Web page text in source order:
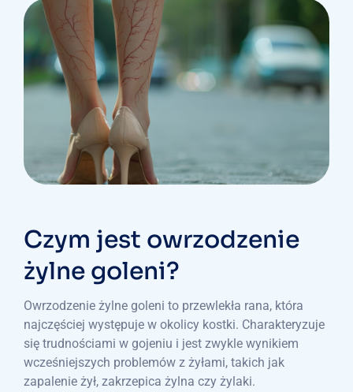
Czym jest owrzodzenie
żylne goleni?
Owrzodzenie żylne goleni to przewlekła rana, która
najczęściej występuje w okolicy kostki. Charakteryzuje
się trudnościami w gojeniu i jest zwykle wynikiem
wcześniejszych problemów z żyłami, takich jak
zapalenie żył, zakrzepica żylna czy żylaki.